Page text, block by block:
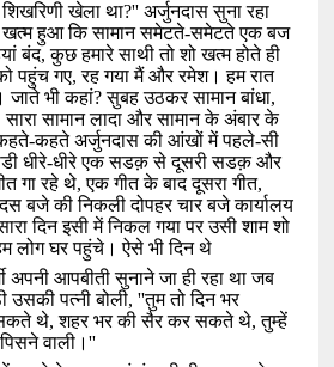
खेला था?'' अर्जुनदास सुना रहा
खत्म हुआ कि सामान समेटते-समेटते एक बज
बंद, कुछ हमारे साथी तो शो खत्म होते ही
पहुंच गए, रह गया मैं और रमेश। हम रात
जाते भी कहां? सुबह उठकर सामान बांधा,
सारा सामान लादा और सामान के अंबार के
कहते अर्जुनदास की आंखों में पहले-सी
धीरे-धीरे एक सडक़ से दूसरी सडक़ और
गा रहे थे, एक गीत के बाद दूसरा गीत,
बजे की निकली दोपहर चार बजे कार्यालय
दिन इसी में निकल गया पर उसी शाम शो
लोग घर पहुंचे। ऐसे भी दिन थे
अपनी आपबीती सुनाने जा ही रहा था जब
उसकी पत्नी बोली, ''तुम तो दिन भर
सकते थे, शहर भर की सैर कर सकते थे, तुम्हें
वाली।''